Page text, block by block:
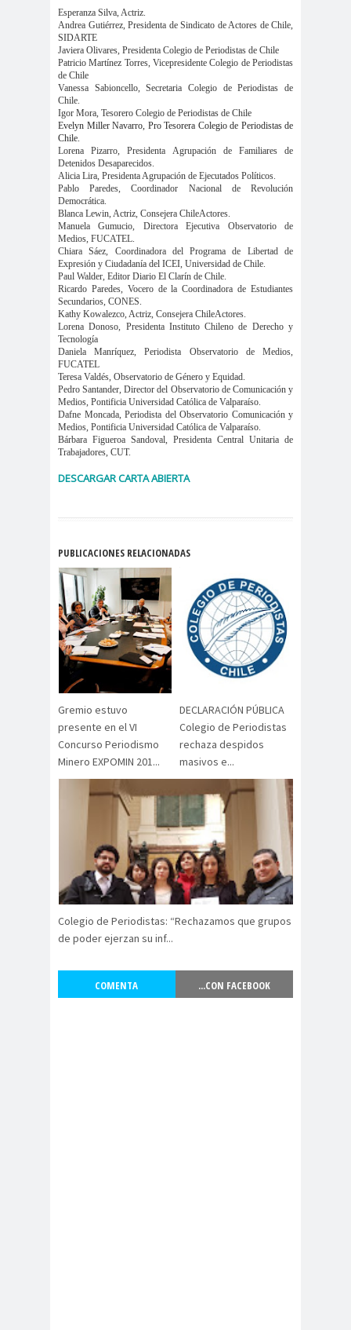
#PrensaProte
gida
mayo
11 de
septiembre
18 de
octubre
1DEMAY
O
8demarz
o
aborto
Abraham
Santibañez
Abrazo
s
abuso
s
abusos
laborales
Academia de Humanismo
Cristiano
activismo
digital
actos de
violencia
Acuerdo por la
paz
Acuerdo por la Paz y
Nueva
Acuerdo por la Paz y Nueva
Constitución
ADN
adultos
mayores
Afganistá
n
Alberto Gato
Gamboa
Alcaldía Ciudadana de
Valparaíso
Alejandra
Riveros
Alejandro
Navarro
Alejandro
Torres
Alto Comisionado de ONU
para los DDHH
Álvaro
Elizalde
Alvaro
Ortiz
amenaz
as
Aminátegui
Amnistía
Internacional
Oppenheimer
ANEF
ANEF
Tarapacá
ANID
aniversar
io
Aniversario
63
Aniversario
65
ANNEF
ta
Antonio
Araucaní
Esperanza Silva, Actriz.
Andrea Gutiérrez, Presidenta de Sindicato de Actores de Chile,
SIDARTE
Javiera Olivares, Presidenta Colegio de Periodistas de Chile
Patricio Martínez Torres, Vicepresidente Colegio de Periodistas
de Chile
Vanessa Sabioncello, Secretaria Colegio de Periodistas de
Chile.
Igor Mora, Tesorero Colegio de Periodistas de Chile
Evelyn Miller Navarro, Pro Tesorera Colegio de Periodistas de
Chile.
Lorena Pizarro, Presidenta Agrupación de Familiares de
Detenidos Desaparecidos.
Alicia Lira, Presidenta Agrupación de Ejecutados Políticos.
Pablo Paredes, Coordinador Nacional de Revolución
Democrática.
Blanca Lewin, Actriz, Consejera ChileActores.
Manuela Gumucio, Directora Ejecutiva Observatorio de
Medios, FUCATEL.
Chiara Sáez, Coordinadora del Programa de Libertad de
Expresión y Ciudadanía del ICEI, Universidad de Chile.
Paul Walder, Editor Diario El Clarín de Chile.
Ricardo Paredes, Vocero de la Coordinadora de Estudiantes
Secundarios, CONES.
Kathy Kowalezco, Actriz, Consejera ChileActores.
Lorena Donoso, Presidenta Instituto Chileno de Derecho y
Tecnología
Daniela Manríquez, Periodista Observatorio de Medios,
FUCATEL
Teresa Valdés, Observatorio de Género y Equidad.
Pedro Santander, Director del Observatorio de Comunicación y
Medios, Pontificia Universidad Católica de Valparaíso.
Dafne Moncada, Periodista del Observatorio Comunicación y
Medios, Pontificia Universidad Católica de Valparaíso.
Bárbara Figueroa Sandoval, Presidenta Central Unitaria de
Trabajadores, CUT.
DESCARGAR CARTA ABIERTA
PUBLICACIONES RELACIONADAS
Gremio estuvo
presente en el VI
Concurso Periodismo
Minero EXPOMIN 201...
DECLARACIÓN PÚBLICA
Colegio de Periodistas
rechaza despidos
masivos e...
Colegio de Periodistas: “Rechazamos que grupos
de poder ejerzan su inf...
COMENTA ...CON FACEBOOK